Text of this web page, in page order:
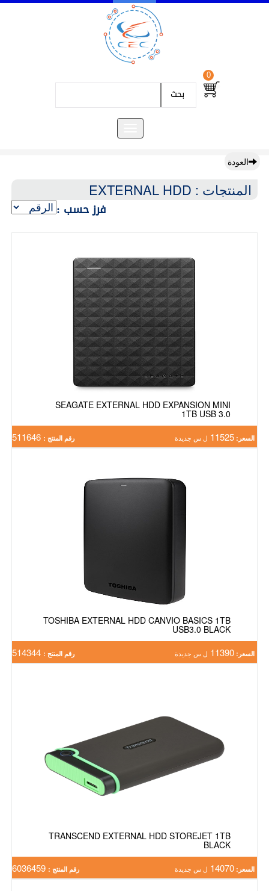
0
بحث
العودة
المنتجات : EXTERNAL HDD
فرز حسب :
SEAGATE EXTERNAL HDD EXPANSION MINI
1TB USB 3.0
السعر: 11525 ل س جديدة رقم المنتج :
TOSHIBA EXTERNAL HDD CANVIO BASICS 1TB
USB3.0 BLACK
السعر: 11390 ل س جديدة رقم المنتج :
TRANSCEND EXTERNAL HDD STOREJET 1TB
BLACK
السعر: 14070 ل س جديدة رقم المنتج :